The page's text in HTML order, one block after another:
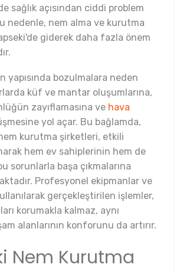
sağlık açısından ciddi problem
nedenle, nem alma ve kurutma
giderek daha fazla önem
yapısında bozulmalara neden
küf ve mantar oluşumlarına,
zayıflamasına ve hava
yol açar. Bu bağlamda,
kurutma şirketleri, etkili
hem ev sahiplerinin hem de
sorunlarla başa çıkmalarına
Profesyonel ekipmanlar ve
gerçekleştirilen işlemler,
korumakla kalmaz, aynı
alanlarının konforunu da artırır.
Nem Kurutma